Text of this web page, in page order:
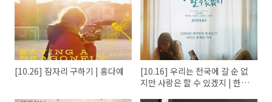
[10.26] 잠자리 구하기 | 홍다예
[10.16] 우리는 천국에 갈 순 없
지만 사랑은 할 수 있겠지 | 한제